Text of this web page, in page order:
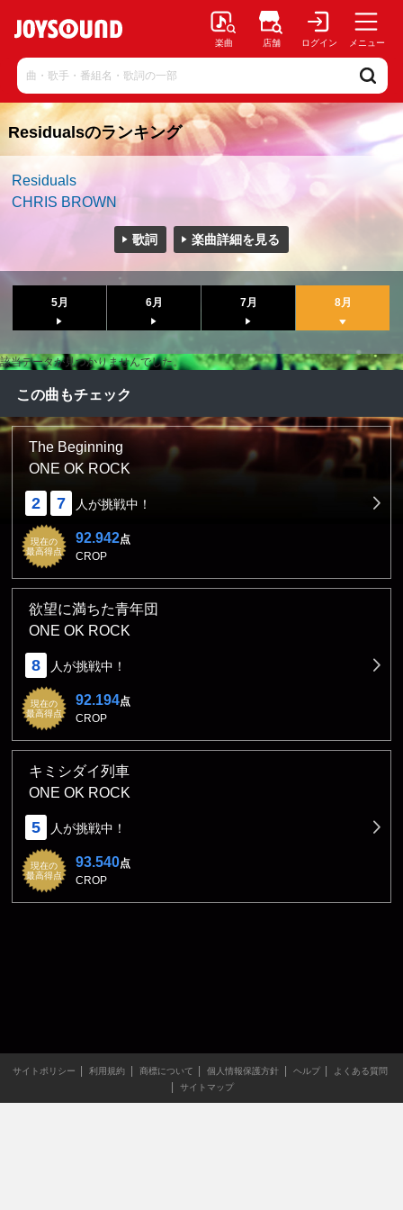
楽曲 店舗 ログイン メニュー
Residualsのランキング
Residuals
CHRIS BROWN
歌詞 楽曲詳細を見る
5月 6月 7月 8月
該当データが見つかりませんでした。
この曲もチェック
The Beginning
ONE OK ROCK
2 7 人が挑戦中！
現在の
最高得点
92.942点
CROP
欲望に満ちた青年団
ONE OK ROCK
8 人が挑戦中！
現在の
最高得点
92.194点
CROP
キミシダイ列車
ONE OK ROCK
5 人が挑戦中！
現在の
最高得点
93.540点
CROP
サイトポリシー 利用規約 商標について 個人情報保護方針 ヘルプ
よくある質問
サイトマップ